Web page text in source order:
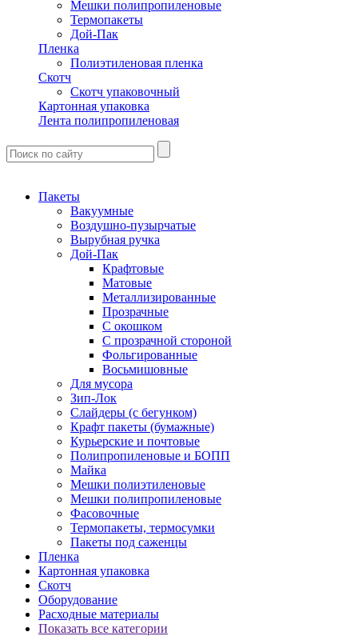
Мешки полипропиленовые
Термопакеты
Дой-Пак
Пленка
Полиэтиленовая пленка
Скотч
Скотч упаковочный
Картонная упаковка
Лента полипропиленовая
Пакеты
Вакуумные
Воздушно-пузырчатые
Вырубная ручка
Дой-Пак
Крафтовые
Матовые
Металлизированные
Прозрачные
С окошком
С прозрачной стороной
Фольгированные
Восьмишовные
Для мусора
Зип-Лок
Слайдеры (с бегунком)
Крафт пакеты (бумажные)
Курьерские и почтовые
Полипропиленовые и БОПП
Майка
Мешки полиэтиленовые
Мешки полипропиленовые
Фасовочные
Термопакеты, термосумки
Пакеты под саженцы
Пленка
Картонная упаковка
Скотч
Оборудование
Расходные материалы
Показать все категории